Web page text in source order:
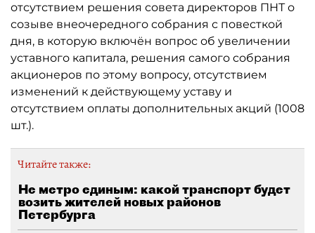
отсутствием решения совета директоров ПНТ о
созыве внеочередного собрания с повесткой
дня, в которую включён вопрос об увеличении
уставного капитала, решения самого собрания
акционеров по этому вопросу, отсутствием
изменений к действующему уставу и
отсутствием оплаты дополнительных акций (1008
шт.).
Читайте также:
Не метро единым: какой транспорт будет
возить жителей новых районов
Петербурга